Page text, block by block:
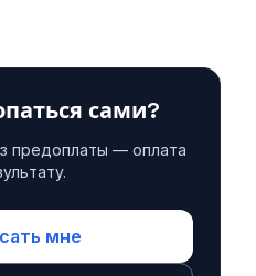
сами?
предоплаты — оплата
мне